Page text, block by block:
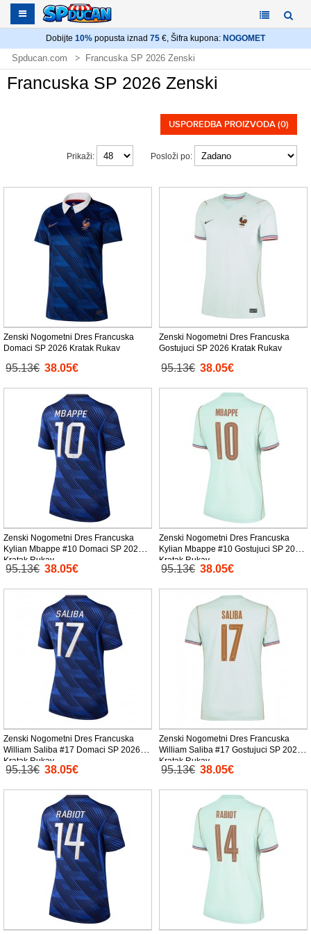
Dobijte 10% popusta iznad 75 €, Šifra kupona: NOGOMET
Spducan.com Francuska SP 2026 Zenski
Francuska SP 2026 Zenski
USPOREDBA PROIZVODA (0)
Posloži po:
Prikaži:
Zenski Nogometni Dres Francuska
Domaci SP 2026 Kratak Rukav
95.13€ 38.05€
Zenski Nogometni Dres Francuska
Gostujuci SP 2026 Kratak Rukav
95.13€ 38.05€
Zenski Nogometni Dres Francuska
Kylian Mbappe #10 Domaci SP 2026
Kratak Rukav
95.13€ 38.05€
Zenski Nogometni Dres Francuska
Kylian Mbappe #10 Gostujuci SP 2026
Kratak Rukav
95.13€ 38.05€
Zenski Nogometni Dres Francuska
William Saliba #17 Domaci SP 2026
Kratak Rukav
95.13€ 38.05€
Zenski Nogometni Dres Francuska
William Saliba #17 Gostujuci SP 2026
Kratak Rukav
95.13€ 38.05€